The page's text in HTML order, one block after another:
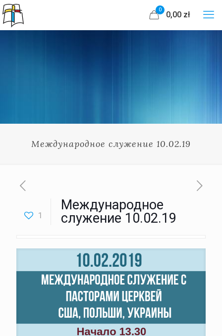
0
0,00 zł
Международное служение 10.02.19
1
Международное
служение 10.02.19